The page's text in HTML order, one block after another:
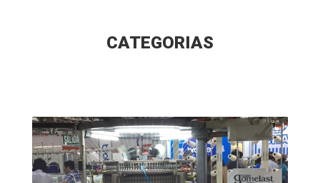
CATEGORIAS